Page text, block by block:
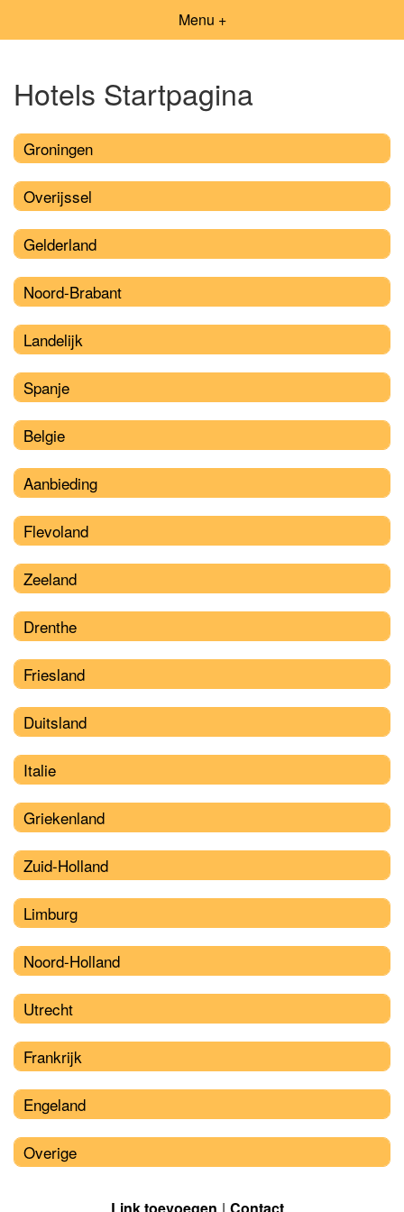
Menu +
Hotels Startpagina
Groningen
Overijssel
Gelderland
Noord-Brabant
Landelijk
Spanje
Belgie
Aanbieding
Flevoland
Zeeland
Drenthe
Friesland
Duitsland
Italie
Griekenland
Zuid-Holland
Limburg
Noord-Holland
Utrecht
Frankrijk
Engeland
Overige
Link toevoegen Contact